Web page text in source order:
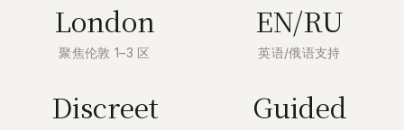
London
聚焦伦敦 1–3 区
EN/RU
英语/俄语支持
Discreet Guided